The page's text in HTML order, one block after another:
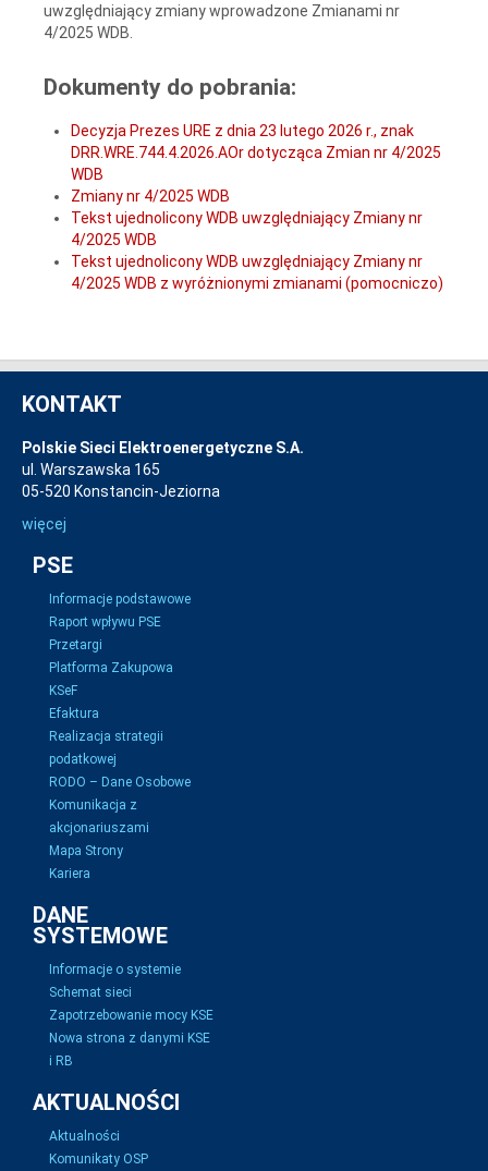
uwzględniający zmiany wprowadzone Zmianami nr
4/2025 WDB.
Dokumenty do pobrania:
Decyzja Prezes URE z dnia 23 lutego 2026 r., znak
DRR.WRE.744.4.2026.AOr dotycząca Zmian nr 4/2025
WDB
Zmiany nr 4/2025 WDB
Tekst ujednolicony WDB uwzględniający Zmiany nr
4/2025 WDB
Tekst ujednolicony WDB uwzględniający Zmiany nr
4/2025 WDB z wyróżnionymi zmianami (pomocniczo)
KONTAKT
Polskie Sieci Elektroenergetyczne S.A.
ul. Warszawska 165
05-520 Konstancin-Jeziorna
więcej
PSE
Informacje podstawowe
Raport wpływu PSE
Przetargi
Platforma Zakupowa
KSeF
Efaktura
Realizacja strategii
podatkowej
RODO – Dane Osobowe
Komunikacja z
akcjonariuszami
Mapa Strony
Kariera
DANE
SYSTEMOWE
Informacje o systemie
Schemat sieci
Zapotrzebowanie mocy KSE
Nowa strona z danymi KSE
i RB
AKTUALNOŚCI
Aktualności
Komunikaty OSP